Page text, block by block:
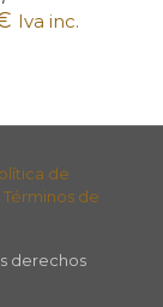
Iva inc.
de
Términos de
derechos